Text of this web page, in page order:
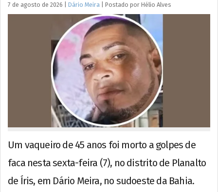
7 de agosto de 2026 Dário Meira Postado por Hélio Alves
Um vaqueiro de 45 anos foi morto a golpes de
faca nesta sexta-feira (7), no distrito de Planalto
de Íris, em Dário Meira, no sudoeste da Bahia.